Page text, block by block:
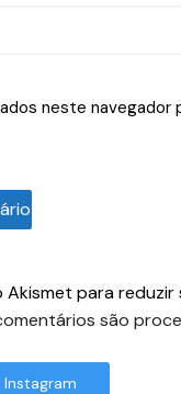
neste navegador
para reduzir
são
Instagram